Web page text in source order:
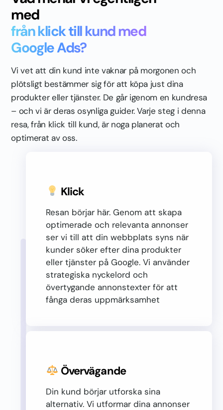
med
från klick till kund med
Google Ads?
Vi vet att din kund inte vaknar på morgonen och
plötsligt bestämmer sig för att köpa just dina
produkter eller tjänster. De går igenom en kundresa
– och vi är deras osynliga guider. Varje steg i denna
resa, från klick till kund, är noga planerat och
optimerat av oss.
Klick
Resan börjar här. Genom att skapa
optimerade och relevanta annonser
ser vi till att din webbplats syns när
kunder söker efter dina produkter
eller tjänster på Google. Vi använder
strategiska nyckelord och
övertygande annonstexter för att
fånga deras uppmärksamhet
Övervägande
Din kund börjar utforska sina
alternativ. Vi utformar dina annonser